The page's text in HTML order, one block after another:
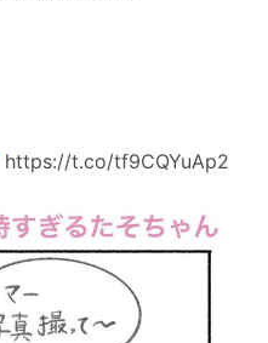
https://t.co/tf9CQYuAp2